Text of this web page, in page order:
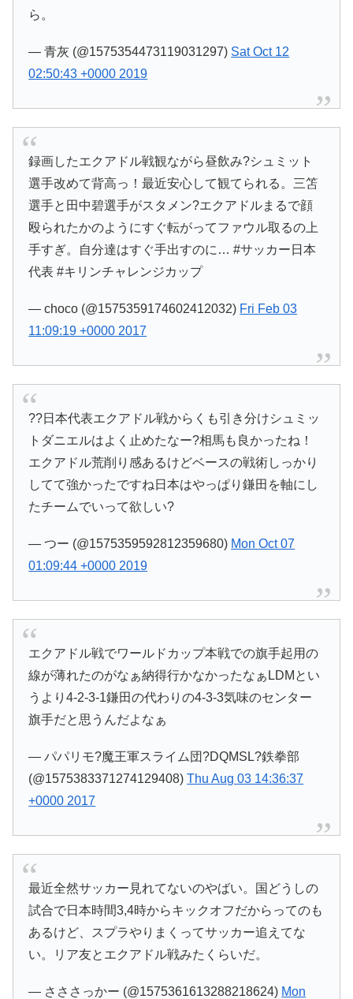
ら。
— 青灰 (@1575354473119031297) Sat Oct 12
02:50:43 +0000 2019
録画したエクアドル戦観ながら昼飲み?シュミット
選手改めて背高っ！最近安心して観てられる。三笘
選手と田中碧選手がスタメン?エクアドルまるで顔
殴られたかのようにすぐ転がってファウル取るの上
手すぎ。自分達はすぐ手出すのに… #サッカー日本
代表 #キリンチャレンジカップ
— choco (@1575359174602412032) Fri Feb 03
11:09:19 +0000 2017
??日本代表エクアドル戦からくも引き分けシュミッ
トダニエルはよく止めたなー?相馬も良かったね！
エクアドル荒削り感あるけどベースの戦術しっかり
してて強かったですね日本はやっぱり鎌田を軸にし
たチームでいって欲しい?
— つー (@1575359592812359680) Mon Oct 07
01:09:44 +0000 2019
エクアドル戦でワールドカップ本戦での旗手起用の
線が薄れたのがなぁ納得行かなかったなぁLDMとい
うより4-2-3-1鎌田の代わりの4-3-3気味のセンター
旗手だと思うんだよなぁ
— パパリモ?魔王軍スライム団?DQMSL?鉄拳部
(@1575383371274129408)Thu Aug 03 14:36:37
+0000 2017
最近全然サッカー見れてないのやばい。国どうしの
試合で日本時間3,4時からキックオフだからってのも
あるけど、スプラやりまくってサッカー追えてな
い。リア友とエクアドル戦みたくらいだ。
— さささっかー (@1575361613288218624) Mon